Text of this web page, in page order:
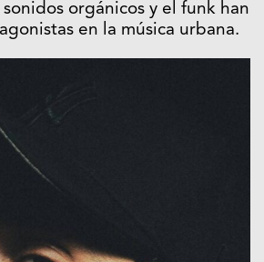
orgánicos y el funk han
en la música urbana.